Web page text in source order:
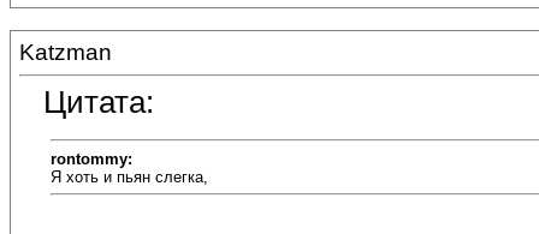
Katzman
Цитата:
rontommy:
Я хоть и пьян слегка,